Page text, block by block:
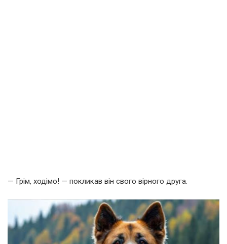
— Грім, ходімо! — покликав він свого вірного друга.